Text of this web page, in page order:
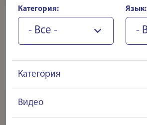
Категория:
- Все -
Язык:
-
Категория
Видео